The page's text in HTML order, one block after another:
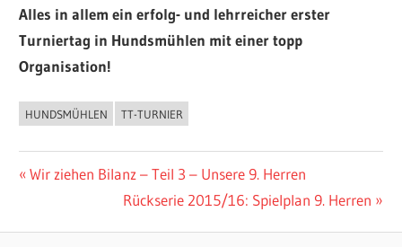
Alles in allem ein erfolg- und lehrreicher erster
Turniertag in Hundsmühlen mit einer topp
Organisation!
ALLGEMEIN
HUNDSMÜHLEN TT-TURNIER
Beitragsnavigation
Vorheriger
Wir ziehen Bilanz – Teil 3 – Unsere 9. Herren
Nächster
Rückserie 2015/16: Spielplan 9. Herren